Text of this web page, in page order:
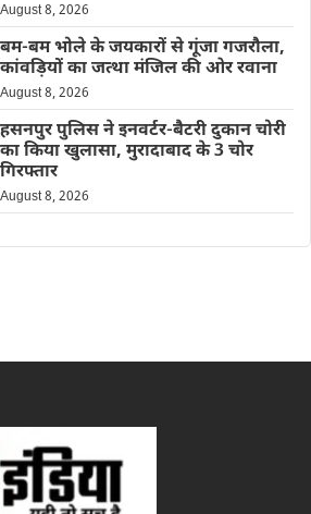
August 8, 2026
बम-बम भोले के जयकारों से गूंजा गजरौला,
कांवड़ियों का जत्था मंजिल की ओर रवाना
August 8, 2026
हसनपुर पुलिस ने इनवर्टर-बैटरी दुकान चोरी
का किया खुलासा, मुरादाबाद के 3 चोर
गिरफ्तार
August 8, 2026